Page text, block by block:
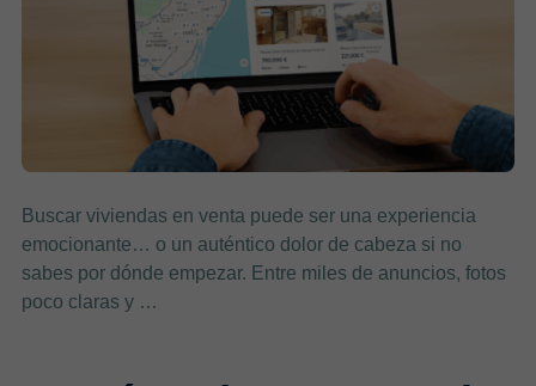
Buscar viviendas en venta puede ser una experiencia
emocionante… o un auténtico dolor de cabeza si no
sabes por dónde empezar. Entre miles de anuncios, fotos
poco claras y …